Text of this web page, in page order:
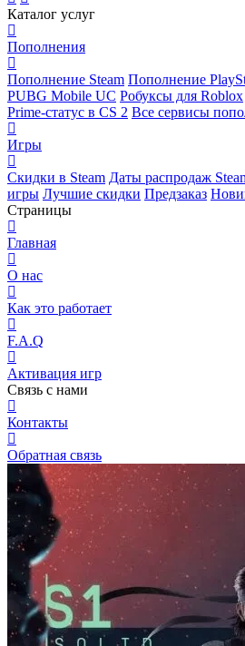
Каталог услуг
Пополнения
Пополнение Steam Пополнение
PUBG Mobile UC Робуксы для Roblox
Prime-статус в CS 2 Все сервисы
Игры
Скидки в Steam Даты распродаж
игры Лучшие скидки Предзаказ
Страницы
Главная
О нас
Как это работает
F.A.Q
Активация игр
Связь с нами
Контакты
Обратная связь